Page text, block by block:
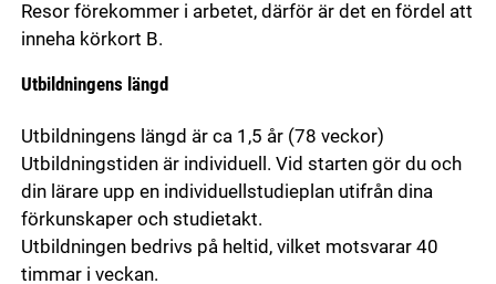
Resor förekommer i arbetet, därför är det en fördel att
inneha körkort B.
Utbildningens längd
Utbildningens längd är ca 1,5 år (78 veckor)
Utbildningstiden är individuell. Vid starten gör du och
din lärare upp en individuellstudieplan utifrån dina
förkunskaper och studietakt.
Utbildningen bedrivs på heltid, vilket motsvarar 40
timmar i veckan.